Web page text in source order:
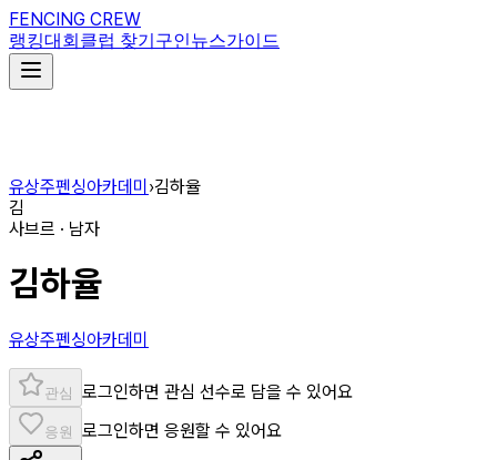
FENCING CREW
랭킹대회 클럽 찾기 구인뉴스가이드
유상주펜싱아카데미 ›김하율
김
사브르 · 남자
김하율
유상주펜싱아카데미
관심 로그인하면 관심 선수로 담을 수 있어요
응원 로그인하면 응원할 수 있어요